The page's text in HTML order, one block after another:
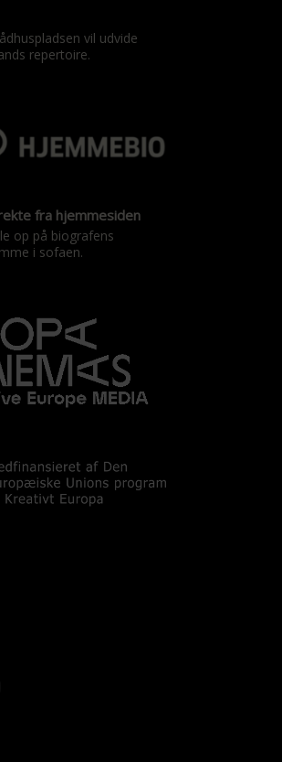
vil udvide
repertoire.
fra hjemmesiden
op på biografens
i sofaen.